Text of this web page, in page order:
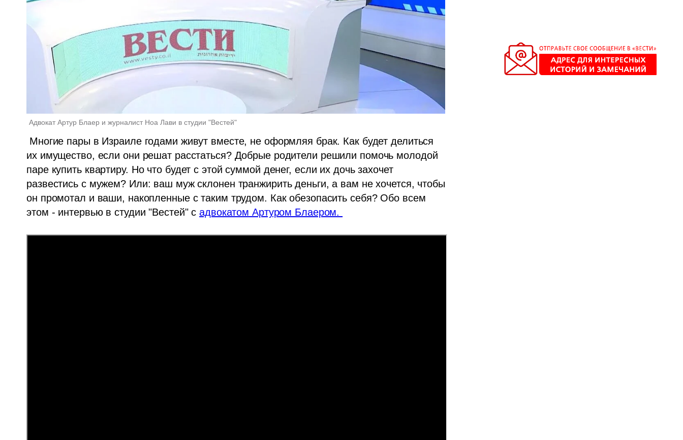
Адвокат Артур Блаер и журналист Ноа Лави в студии "Вестей"
их имущество, если они решат расстаться? Добрые родители решили помочь молодой
паре купить квартиру. Но что будет с этой суммой денег, если их дочь захочет
развестись с мужем? Или: ваш муж склонен транжирить деньги, а вам не хочется, чтобы
он промотал и ваши, накопленные с таким трудом. Как обезопасить себя? Обо всем
этом - интервью в студии "Вестей" с адвокатом Артуром Блаером.